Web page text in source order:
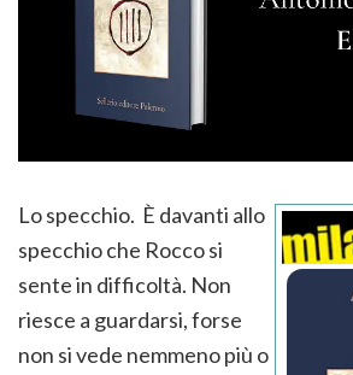
Lo specchio. È davanti allo
specchio che Rocco si
sente in difficoltà. Non
riesce a guardarsi, forse
non si vede nemmeno più o